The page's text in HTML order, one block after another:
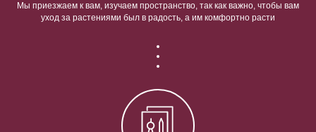
Мы приезжаем к вам, изучаем пространство, так как важно, чтобы вам
уход за растениями был в радость, а им комфортно расти